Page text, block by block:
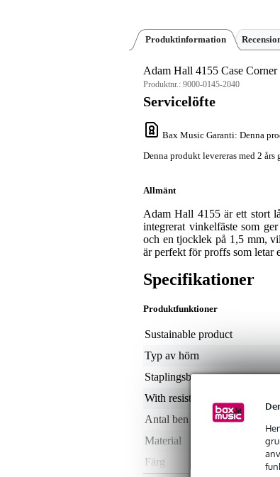
Produktinformation
Adam Hall 4155 Case Corner
Produktnr.: 9000-0145-2040
Servicelöfte
Bax Music Garanti: Denna
Denna produkt levereras med 2 års
Allmänt
Adam Hall 4155 är ett stort
integrerat vinkelfäste som
och en tjocklek på 1,5 mm,
är perfekt för proffs som letar
Specifikationer
Produktfunktioner
Sustainable product
Typ av hörn
Staplingsbar
With resistance
Antal ben
Material
Färg